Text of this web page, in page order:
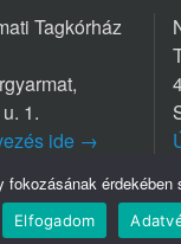
Tagkórház
1.
ide →
Oktatókórház ©
Elfogadom